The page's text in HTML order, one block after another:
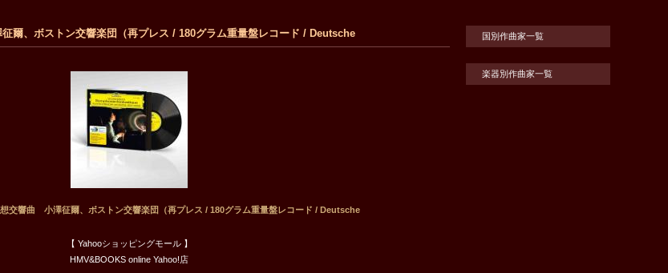
、ボストン交響楽団（再プレス / 180グラム重量盤レコード / Deutsche
交響曲 小澤征爾、ボストン交響楽団（再プレス / 180グラム重量盤レコード / Deutsche
【 Yahooショッピングモール 】
HMV&BOOKS online Yahoo!店
国別作曲家一覧
楽器別作曲家一覧